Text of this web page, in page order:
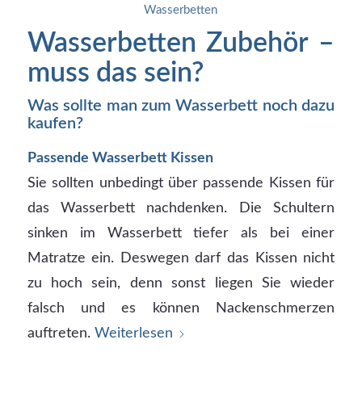
Wasserbetten
Wasserbetten Zubehör –
muss das sein?
Was sollte man zum Wasserbett noch dazu
kaufen?
Passende Wasserbett Kissen
Sie sollten unbedingt über passende Kissen für
das Wasserbett nachdenken. Die Schultern
sinken im Wasserbett tiefer als bei einer
Matratze ein. Deswegen darf das Kissen nicht
zu hoch sein, denn sonst liegen Sie wieder
falsch und es können Nackenschmerzen
auftreten. Weiterlesen